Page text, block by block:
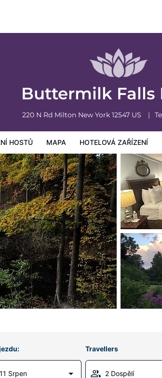
Buttermilk Falls
220 N Rd Milton New York 12547 US
HOSTŮ MAPA HOTELOVÁ ZAŘÍZENÍ
Všeobecné
Srpen
Travellers
2 Dospělí